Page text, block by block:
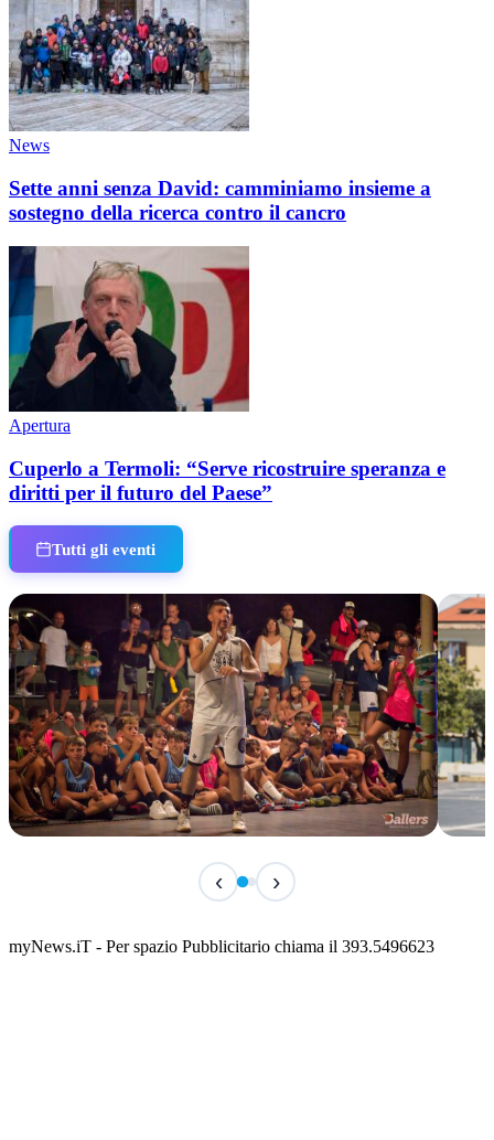
News
Sette anni senza David: camminiamo insieme a
sostegno della ricerca contro il cancro
Apertura
Cuperlo a Termoli: “Serve ricostruire speranza e
diritti per il futuro del Paese”
Tutti gli eventi
Classic Contest 3vs3 Memorial Michele
📅 6 Agosto 2026 · 09:00 · 📍 Lungomare C. Colombo
‹ ›
myNews.iT - Per spazio Pubblicitario chiama il 393.5496623